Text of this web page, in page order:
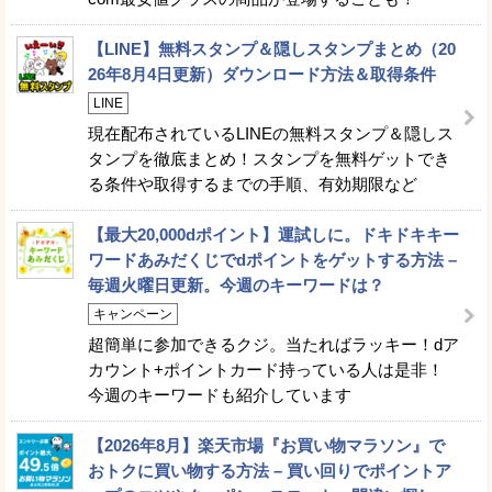
【LINE】無料スタンプ＆隠しスタンプまとめ（20
26年8月4日更新）ダウンロード方法＆取得条件
LINE
現在配布されているLINEの無料スタンプ＆隠しス
タンプを徹底まとめ！スタンプを無料ゲットでき
る条件や取得するまでの手順、有効期限など
【最大20,000dポイント】運試しに。ドキドキキー
ワードあみだくじでdポイントをゲットする方法 –
毎週火曜日更新。今週のキーワードは？
キャンペーン
超簡単に参加できるクジ。当たればラッキー！dア
カウント+ポイントカード持っている人は是非！
今週のキーワードも紹介しています
【2026年8月】楽天市場『お買い物マラソン』で
おトクに買い物する方法 – 買い回りでポイントア